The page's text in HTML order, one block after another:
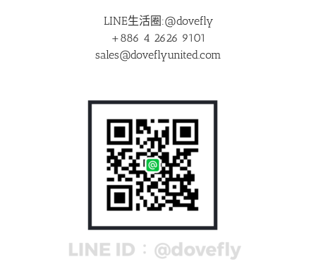
LINE生活圈:@dovefly
+886 4 2626 9101
sales@doveflyunited.com